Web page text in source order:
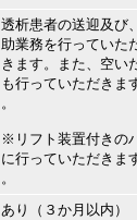
透析患者の送迎及び
助業務を行っていた
きます。また、空い
も行っていただきま
。
※リフト装置付きの
に行っていただきま
。
あり（３か月以内）